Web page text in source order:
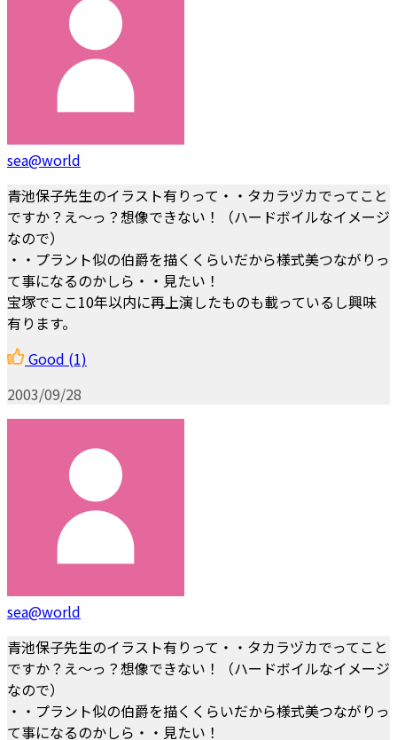
sea@world
青池保子先生のイラスト有りって・・タカラヅカでってこと
ですか？え～っ？想像できない！（ハードボイルなイメージ
なので）
・・プラント似の伯爵を描くくらいだから様式美つながりっ
て事になるのかしら・・見たい！
宝塚でここ10年以内に再上演したものも載っているし興味
有ります。
Good (1)
2003/09/28
sea@world
青池保子先生のイラスト有りって・・タカラヅカでってこと
ですか？え～っ？想像できない！（ハードボイルなイメージ
なので）
・・プラント似の伯爵を描くくらいだから様式美つながりっ
て事になるのかしら・・見たい！